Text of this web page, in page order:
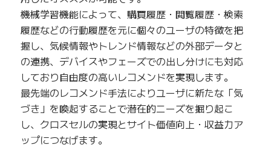
機械学習機能によって、購買履歴・閲覧履歴・検索
履歴などの行動履歴を元に個々のユーザの特徴を把
握し、気候情報やトレンド情報などの外部データと
の連携、デバイスやフェーズでの出し分けにも対応
しており自由度の高いレコメンドを実現します。
最先端のレコメンド手法によりユーザに新たな「気
づき」を喚起することで潜在的ニーズを掘り起こ
し、クロスセルの実現とサイト価値向上・収益力ア
ップにつなげます。